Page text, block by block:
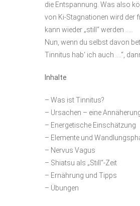
die Entspannung. Was also
von Ki-Stagnationen wird der
kann wieder „still“ werden …..
Nun, wenn du selbst davon
Tinnitus hab‘ ich auch ….“,
Inhalte
– Was ist Tinnitus?
– Ursachen – eine
– Energetische Einschätzung
– Elemente und
– Nervus Vagus
– Shiatsu als „Still“-Zeit
– Ernährung und Tipps
– Übungen